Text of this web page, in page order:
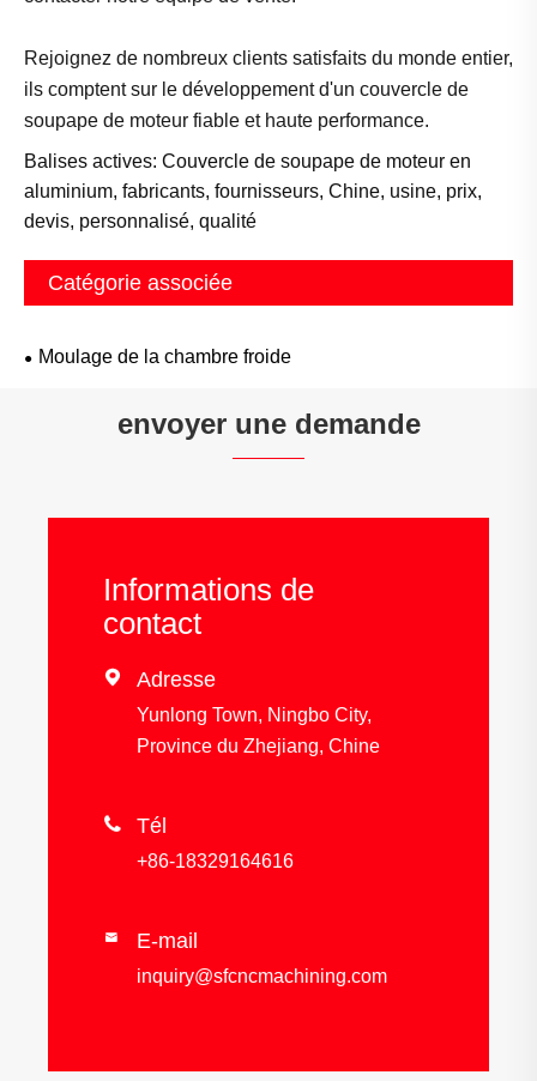
Rejoignez de nombreux clients satisfaits du monde entier,
ils comptent sur le développement d'un couvercle de
soupape de moteur fiable et haute performance.
Balises actives: Couvercle de soupape de moteur en
aluminium, fabricants, fournisseurs, Chine, usine, prix,
devis, personnalisé, qualité
Catégorie associée
Moulage de la chambre froide
envoyer une demande
Informations de
contact
 Adresse
Yunlong Town, Ningbo City,
Province du Zhejiang, Chine
 Tél
+86-18329164616
 E-mail
inquiry@sfcncmachining.com